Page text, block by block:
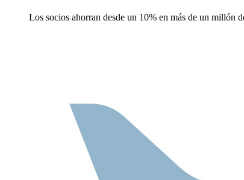
Los socios ahorran desde un 10% en más de un millón